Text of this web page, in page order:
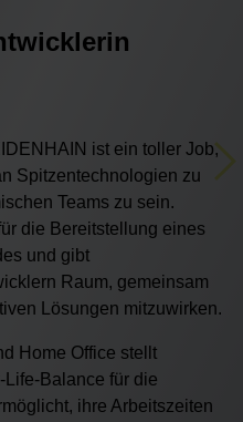
ist ein toller Job,
Spitzentechnologien zu
Teams zu sein.
die Bereitstellung eines
und gibt
Raum, gemeinsam
Lösungen mitzuwirken.
Home Office stellt
Balance für die
ihre Arbeitszeiten